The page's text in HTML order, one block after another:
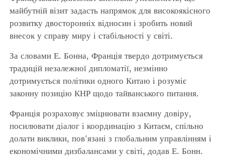
майбутній візит задасть напрямок для високоякісного
розвитку двосторонніх відносин і зробить новий
внесок у справу миру і стабільності у світі.
За словами Е. Бонна, Франція твердо дотримується
традицій незалежної дипломатії, незмінно
дотримується політики одного Китаю і розуміє
законну позицію КНР щодо тайванського питання.
Франція розраховує зміцнювати взаємну довіру,
посилювати діалог і координацію з Китаєм, спільно
долати виклики, пов'язані з глобальним управлінням і
економічними дизбалансами у світі, додав Е. Бонн.